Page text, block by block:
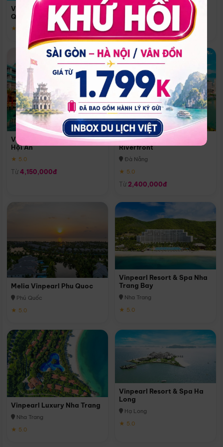
Vinpearl Resort & Spa Phu
Quoc
★ 5.0
Quoc
Phú Quốc
★ 5.0
Vinpearl Resort & Golf Nam
Hội An
★ 5.0
Từ 4,150,000đ
Melia Vinpearl Danang
Riverfront
Đà Nẵng
★ 5.0
Từ 2,400,000đ
Melia Vinpearl Phu Quoc
Phú Quốc
★ 5.0
Vinpearl Resort & Spa Nha
Trang Bay
Nha Trang
★ 5.0
Vinpearl Luxury Nha Trang
Nha Trang
★ 5.0
Vinpearl Resort & Spa Ha
Long
Hạ Long
★ 5.0